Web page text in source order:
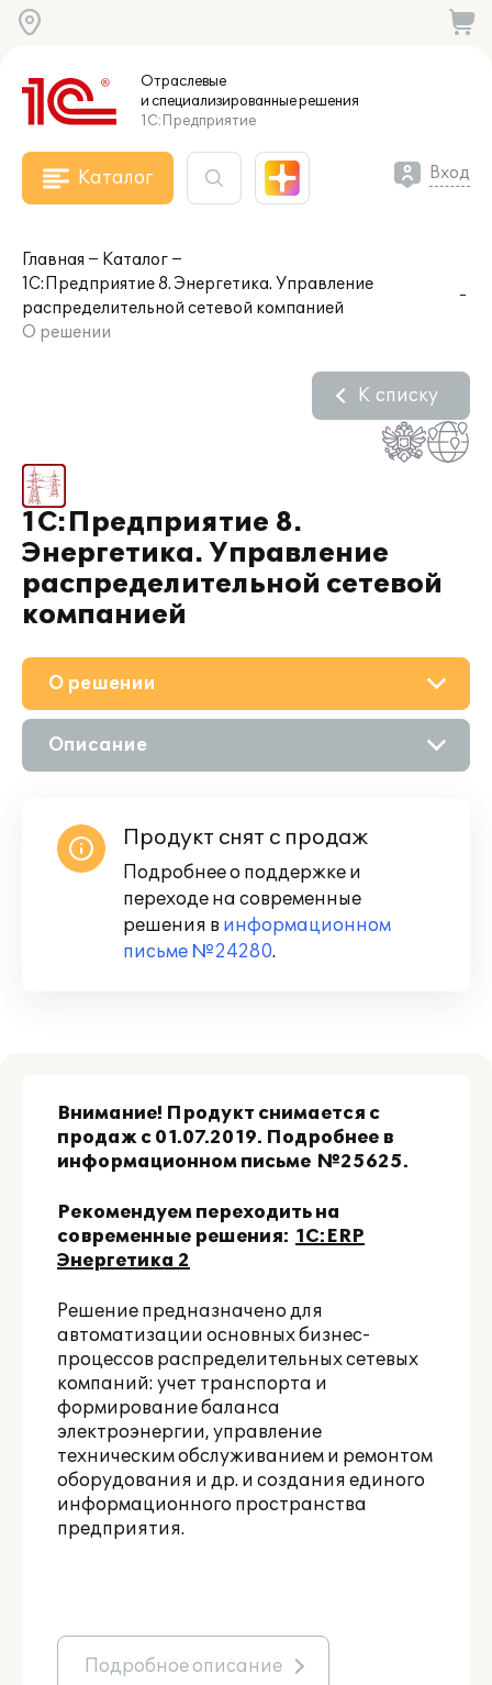
Отраслевые
и специализированныерешения
1С:Предприятие
Каталог Вход
Главная
Каталог
1С:Предприятие 8. Энергетика. Управление
распределительной сетевой компанией
О решении
1С:Предприятие 8.
Энергетика. Управление
распределительной сетевой
компанией
К списку
О решении
Описание
Продукт снят с продаж
Подробнее о поддержке и
переходе на современные
решения в информационном
письме №24280.
Внимание! Продукт снимается с
продаж с 01.07.2019. Подробнее в
информационном письме №25625.
Рекомендуем переходить на
современные решения: 1С:ERP
Энергетика 2
Решение предназначено для
автоматизации основных бизнес-
процессов распределительных сетевых
компаний: учет транспорта и
формирование баланса
электроэнергии, управление
техническим обслуживанием и ремонтом
оборудования и др. и создания единого
информационного пространства
предприятия.
Подробное описание